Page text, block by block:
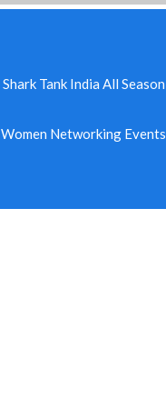
Shark Tank India All Season
Women Networking Events